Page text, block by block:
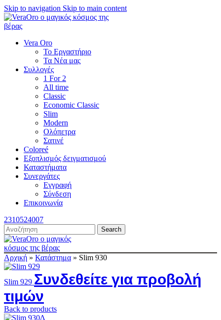
Skip to navigation Skip to main content
Vera Oro
Το Εργαστήριο
Τα Νέα μας
Συλλογές
1 For 2
All time
Classic
Economic Classic
Slim
Modern
Ολόπετρα
Σατινέ
Coloreé
Εξοπλισμός δειγματισμού
Καταστήματα
Συνεργάτες
Εγγραφή
Σύνδεση
Επικοινωνία
2310524007
Search
Αρχική » Κατάστημα » Slim 930
Slim 929 Συνδεθείτε για προβολή
τιμών
Back to products